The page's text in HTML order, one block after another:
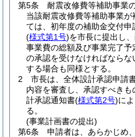
第5条
耐震改修費等補助事業
当該耐震改修費等補助事業
ては、初年度の補助金交付
(様式第1号)を市長に提出し
事業費の総額及び事業完了
の承認を受けなければならな
する場合も同様とする。
2
市長は、全体設計承認申請
内容を審査し、承認すべき
計承認通知書(様式第2号)に
る。
(事業計画書の提出)
第6条
申請者は、あらかじめ